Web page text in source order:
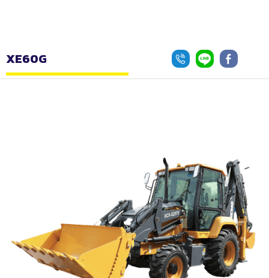
XE60G
ButtonButtonButton